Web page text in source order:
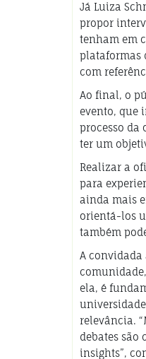
Já Luiza
propor
tenham em
plataformas
com
Ao final, o
evento, que
processo da
ter um
Realizar a
para
ainda mais
orientá-los
também
A
ela, é
relevância.
debates são
insights”,